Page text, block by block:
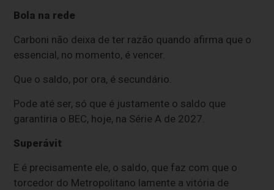
Bola na rede
Carboni não deixa de ter razão quando afirma que o
essencial, no momento, é vencer.
Que o saldo, por ora, é secundário.
Pode até ser, só que é justamente o saldo que
garantiria o BEC, hoje, na Série A de 2027.
Superávit
E é precisamente ele, o saldo, que faz com que o
torcedor do Metropolitano lamente a vitória de